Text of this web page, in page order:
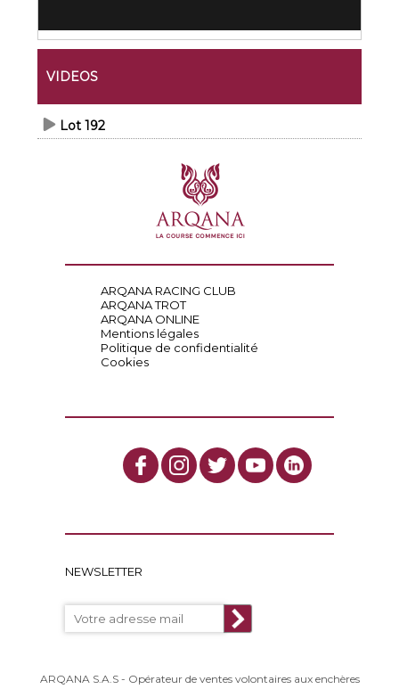
VIDEOS
Lot 192
ARQANA RACING CLUB
ARQANA TROT
ARQANA ONLINE
Mentions légales
Politique de confidentialité
Cookies
NEWSLETTER
ARQANA S.A.S - Opérateur de ventes volontaires aux enchères